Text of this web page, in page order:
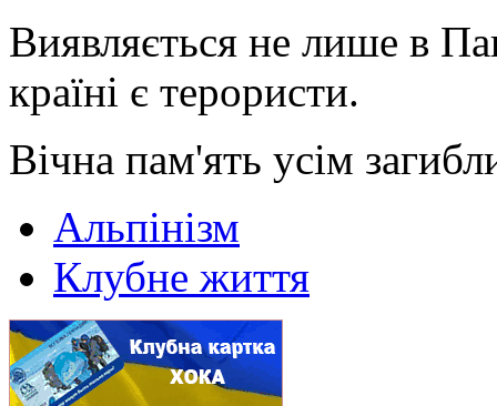
Виявляється не лише в
країні є терористи.
Вічна пам'ять усім
Альпінізм
Клубне життя